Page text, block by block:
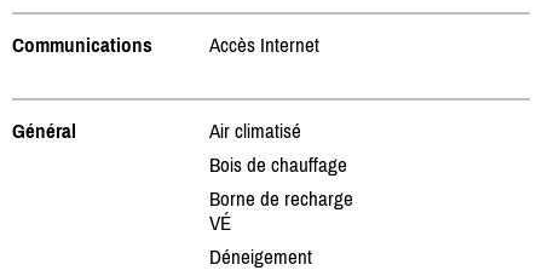
Communications Accès Internet
Général
Air climatisé
Bois de chauffage
Borne de recharge
VÉ
Déneigement